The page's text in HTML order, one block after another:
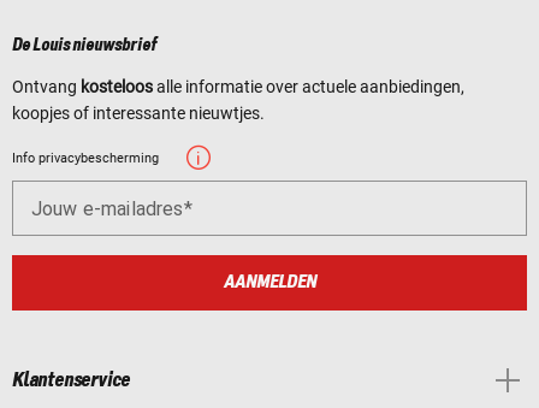
De Louis nieuwsbrief
Ontvang kosteloosalle informatie over actuele aanbiedingen,
koopjes of interessante nieuwtjes.
Info privacybescherming
Jouw e-mailadres
AANMELDEN
Klantenservice